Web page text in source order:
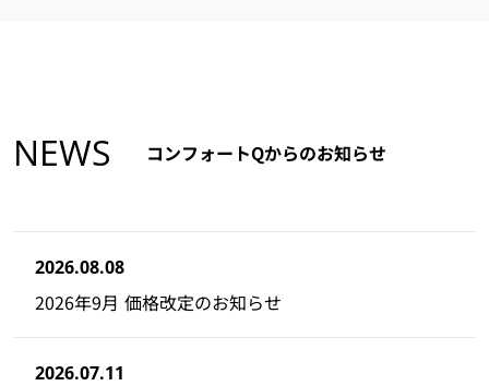
NEWS コンフォートQからのお知らせ
2026.08.08
2026年9月 価格改定のお知らせ
2026.07.11